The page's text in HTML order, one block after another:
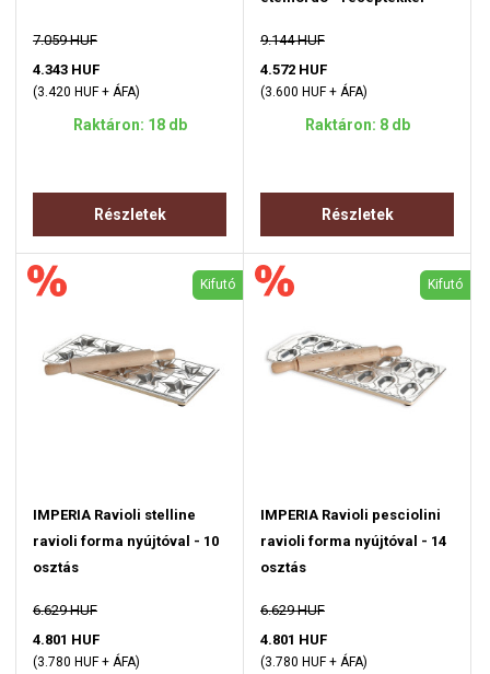
7.059 HUF
4.343 HUF
(3.420 HUF + ÁFA)
Raktáron: 18 db
Részletek
9.144 HUF
4.572 HUF
(3.600 HUF + ÁFA)
Raktáron: 8 db
Részletek
Kifutó
IMPERIA Ravioli stelline
ravioli forma nyújtóval - 10
osztás
6.629 HUF
4.801 HUF
(3.780 HUF + ÁFA)
Kifutó
IMPERIA Ravioli pesciolini
ravioli forma nyújtóval - 14
osztás
6.629 HUF
4.801 HUF
(3.780 HUF + ÁFA)